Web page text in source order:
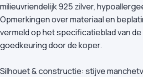
milieuvriendelijk 925 zilver,
Opmerkingen over materiaal en
vermeld op het specificatieblad van
goedkeuring door de koper.
Silhouet & constructie: stijve